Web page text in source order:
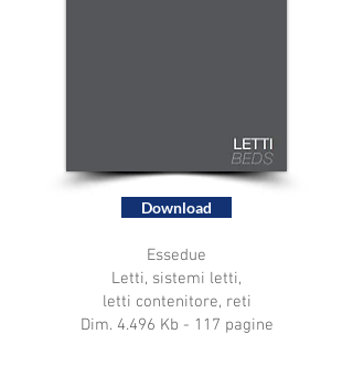
Download
Essedue
Letti, sistemi letti,
letti contenitore, reti
​Dim. 4.496 Kb - 117 pagine